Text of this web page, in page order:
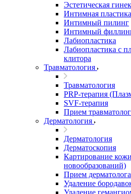
Эстетическая
Интимная пластика
Интимный пилинг
Интимный
Лабиопластика
Лабиопластика с
клитора
Травматология
Травматология
PRP-терапия
SVF-терапия
Прием
Дерматология
Дерматология
Дерматоскопия
Картирование
новообразований)
Прием дерматолога
Удаление
Удаление